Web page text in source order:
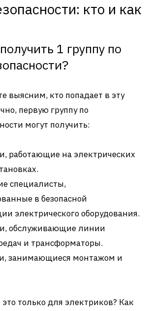
кто и как
1 группу по
выясним, кто попадает в эту
первую группу по
могут получить:
работающие на электрических
специалисты,
в безопасной
электрического оборудования.
обслуживающие линии
и трансформаторы.
занимающиеся монтажом и
только для электриков? Как